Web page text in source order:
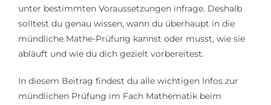
unter bestimmten Voraussetzungen infrage. Deshalb
solltest du genau wissen, wann du überhaupt in die
mündliche Mathe-Prüfung kannst oder musst, wie sie
abläuft und wie du dich gezielt vorbereitest.
In diesem Beitrag findest du alle wichtigen Infos zur
mündlichen Prüfung im Fach Mathematik beim